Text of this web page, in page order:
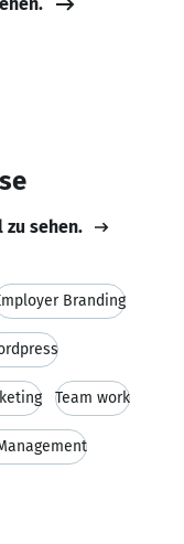
zu sehen.
Branding
Team work